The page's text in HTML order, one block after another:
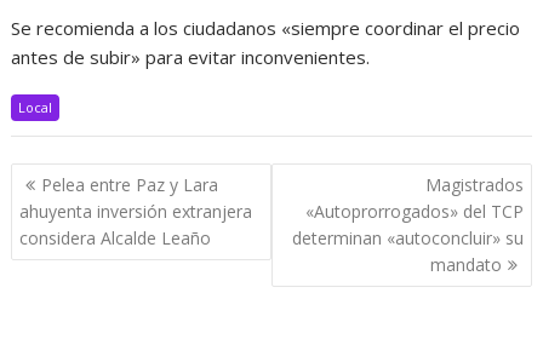
Se recomienda a los ciudadanos «siempre coordinar el precio
antes de subir» para evitar inconvenientes.
Local
Navegación
de
entradas
Pelea entre Paz y Lara
ahuyenta inversión extranjera
considera Alcalde Leaño
Magistrados
«Autoprorrogados» del TCP
determinan «autoconcluir» su
mandato